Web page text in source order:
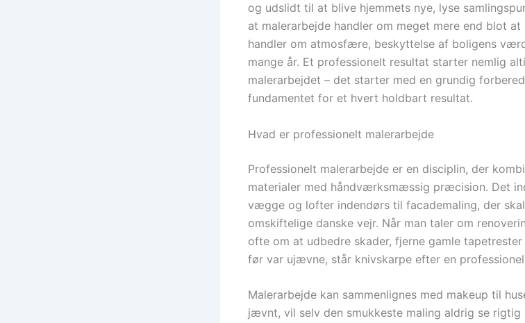
og udslidt til at blive hjemmets nye, lyse
at malerarbejde handler om meget mere end blot
handler om atmosfære, beskyttelse af boligens
mange år. Et professionelt resultat starter nemlig
malerarbejdet – det starter med en grundig
fundamentet for et hvert holdbart resultat.
Hvad er professionelt malerarbejde
Professionelt malerarbejde er en disciplin, der
materialer med håndværksmæssig præcision. Det
vægge og lofter indendørs til facademaling, der
omskiftelige danske vejr. Når man taler om
ofte om at udbedre skader, fjerne gamle
før var ujævne, står knivskarpe efter en
Malerarbejde kan sammenlignes med makeup til
jævnt, vil selv den smukkeste maling aldrig se rigtig